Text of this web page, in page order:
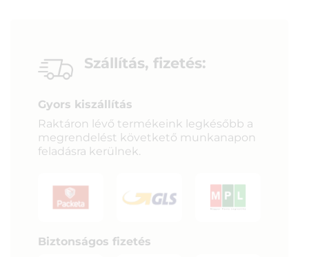
Szállítás, fizetés:
Gyors kiszállítás
Raktáron lévő termékeink legkésőbb a
megrendelést követkető munkanapon
feladásra kerülnek.
Biztonságos fizetés